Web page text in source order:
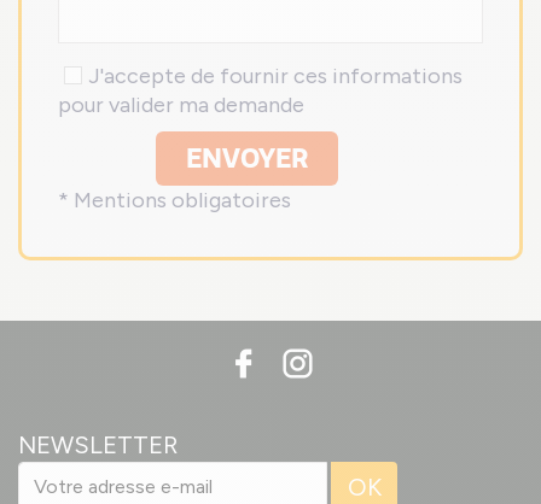
J'accepte de fournir ces informations
pour valider ma demande
ENVOYER
* Mentions obligatoires
NEWSLETTER
OK